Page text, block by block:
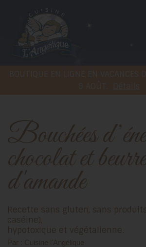
Bouchées d’énergie
chocolat et beurre
d'amande
Recette sans gluten, sans produits laitiers (sans
caséine),
hypotoxique et végétalienne.
Par : Cuisine l'Angélique